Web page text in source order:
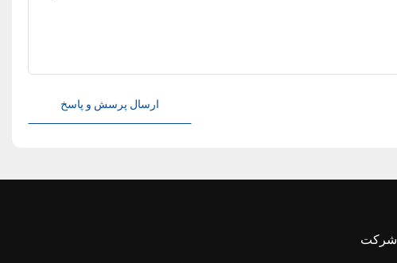
ارسال پرسش و پاسخ
شرکت